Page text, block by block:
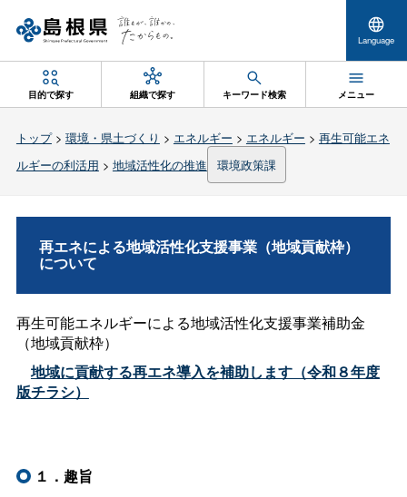
Language
目的で探す 組織で探す キーワード検索 メニュー
トップ> 環境・県土づくり > エネルギー > エネルギー > 再生可能エネ
ルギーの利活用 > 地域活性化の推進 環境政策課
再エネによる地域活性化支援事業（地域貢献枠）
について
再生可能エネルギーによる地域活性化支援事業補助金
（地域貢献枠）
地域に貢献する再エネ導入を補助します（令和８年度
版チラシ）
１．趣旨